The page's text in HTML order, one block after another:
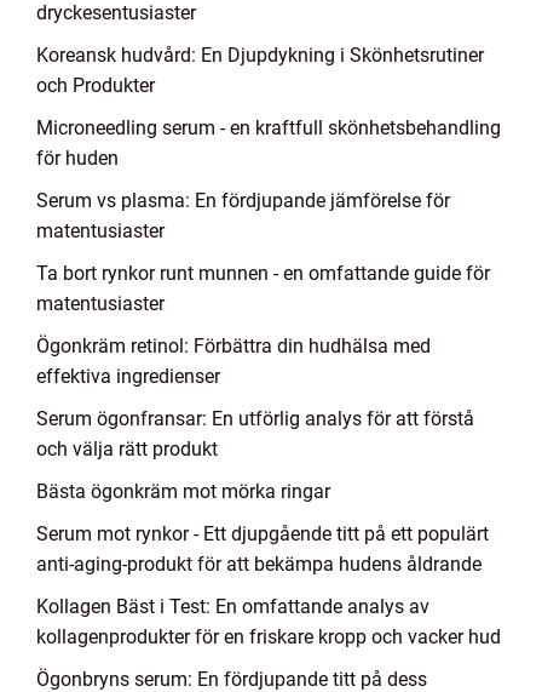
dryckesentusiaster
Koreansk hudvård: En Djupdykning i Skönhetsrutiner
och Produkter
Microneedling serum - en kraftfull skönhetsbehandling
för huden
Serum vs plasma: En fördjupande jämförelse för
matentusiaster
Ta bort rynkor runt munnen - en omfattande guide för
matentusiaster
Ögonkräm retinol: Förbättra din hudhälsa med
effektiva ingredienser
Serum ögonfransar: En utförlig analys för att förstå
och välja rätt produkt
Bästa ögonkräm mot mörka ringar
Serum mot rynkor - Ett djupgående titt på ett populärt
anti-aging-produkt för att bekämpa hudens åldrande
Kollagen Bäst i Test: En omfattande analys av
kollagenprodukter för en friskare kropp och vacker hud
Ögonbryns serum: En fördjupande titt på dess